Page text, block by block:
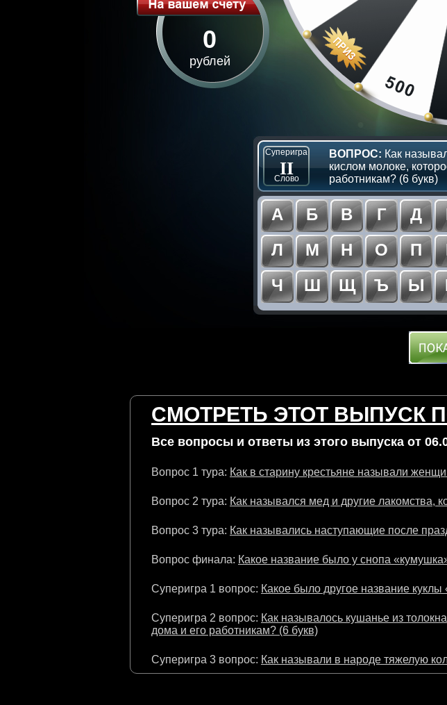
0
рублей
Суперигра
II
Слово
ВОПРОС: Как
кислом молоке,
работникам? (6 букв)
А Б В Г Д
Л
М Н О П
Ч
Ш Щ Ъ Ы
СМОТРЕТЬ ЭТОТ ВЫПУСК
Все вопросы и ответы из этого выпуска от
Вопрос 1 тура: Как в старину крестьяне называли
Вопрос 2 тура: Как назывался мед и другие лакомства,
Вопрос 3 тура: Как назывались наступающие после
Вопрос финала: Какое название было у снопа
Суперигра 1 вопрос: Какое было другое название
Суперигра 2 вопрос: Как называлось кушанье из
дома и его работникам? (6 букв)
Суперигра 3 вопрос: Как называли в народе тяжелую